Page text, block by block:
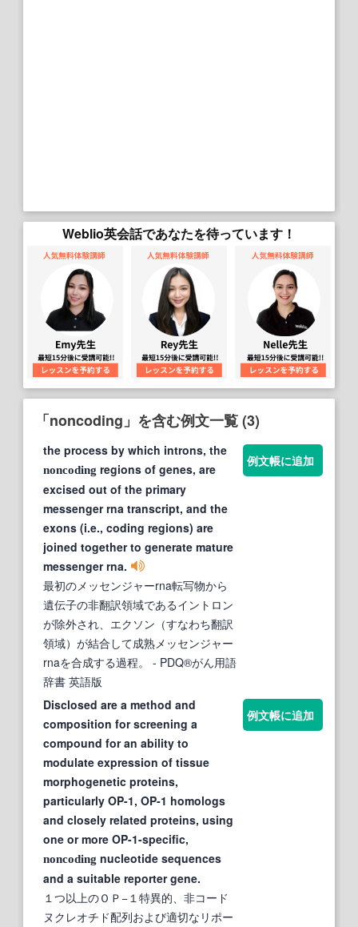
Weblio英会話であなたを待っています！
「noncoding」を含む例文一覧 (3)
the process by which introns, the
noncoding regions of genes, are
excised out of the primary
messenger rna transcript, and the
exons (i.e., coding regions) are
joined together to generate mature
messenger rna.
最初のメッセンジャーrna転写物から
遺伝子の非翻訳領域であるイントロン
が除外され、エクソン（すなわち翻訳
領域）が結合して成熟メッセンジャー
rnaを合成する過程。
- PDQ®がん用語
辞書 英語版
例文帳に追加
Disclosed are a method and
composition for screening a
compound for an ability to
modulate expression of tissue
morphogenetic proteins,
particularly OP-1, OP-1 homologs
and closely related proteins, using
one or more OP-1-specific,
noncoding nucleotide sequences
and a suitable reporter gene.
１つ以上のＯＰ−１特異的、非コード
ヌクレオチド配列および適切なリポー
例文帳に追加